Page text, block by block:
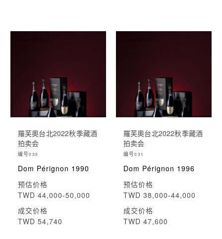
羅芙奧台北2022秋季藏酒
拍卖会
编号030
Dom Pérignon 1990
预估价格
TWD 44,000-50,000
成交价格
TWD 54,740
羅芙奧台北2022秋季藏酒
拍卖会
编号031
Dom Pérignon 1996
预估价格
TWD 38,000-44,000
成交价格
TWD 47,600